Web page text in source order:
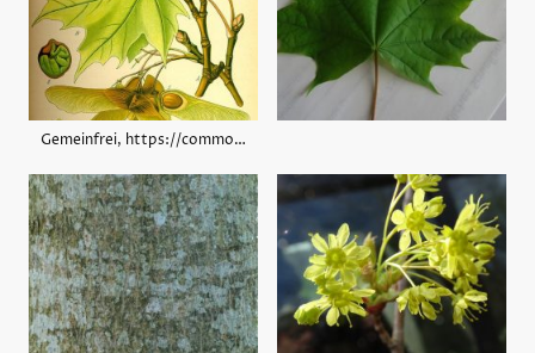
Gemeinfrei, https://commons.wikimedia.org/w/index.php?curid=8656